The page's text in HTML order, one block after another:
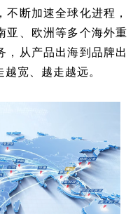
断加速全球化进程，
亚、欧洲等多个海外重
，从产品出海到品牌出
宽、越走越远。